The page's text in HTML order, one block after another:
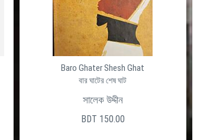
Baro Ghater Shesh Ghat
বার ঘাটের শেষ ঘাট
সালেক উদ্দীন
BDT 150.00